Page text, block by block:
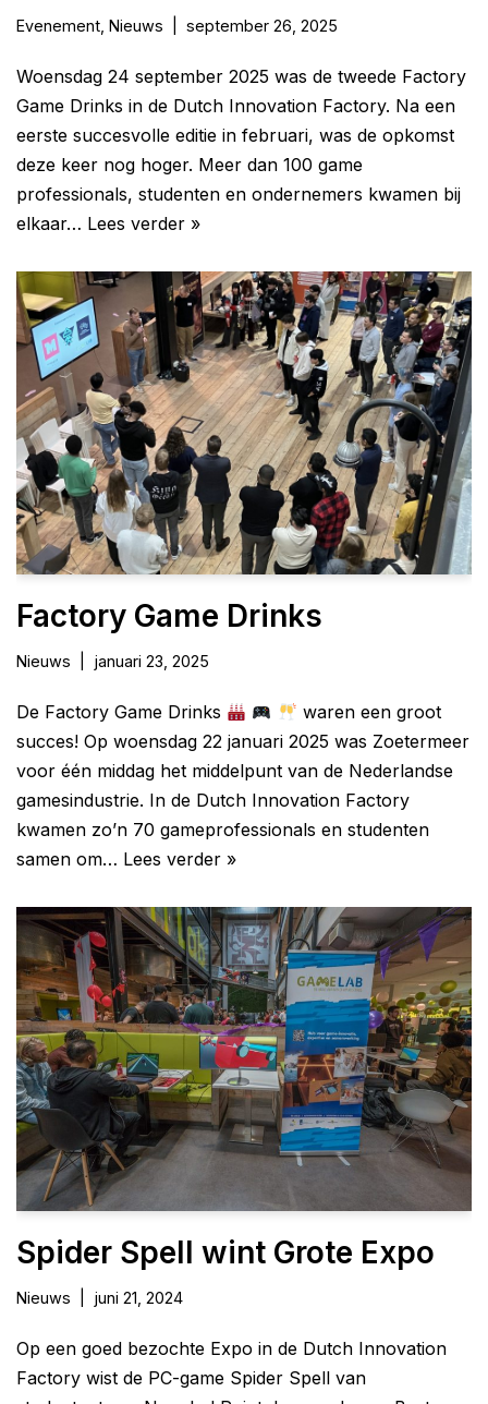
Evenement Nieuws september 26, 2025
Woensdag 24 september 2025 was de tweede Factory
Game Drinks in de Dutch Innovation Factory. Na een
eerste succesvolle editie in februari, was de opkomst
deze keer nog hoger. Meer dan 100 game
professionals, studenten en ondernemers kwamen bij
elkaar… Lees verder »
Factory Game Drinks
Nieuws januari 23, 2025
De Factory Game Drinks
waren een groot
succes! Op woensdag 22 januari 2025 was Zoetermeer
voor één middag het middelpunt van de Nederlandse
gamesindustrie. In de Dutch Innovation Factory
kwamen zo’n 70 gameprofessionals en studenten
samen om… Lees verder »
Spider Spell wint Grote Expo
Nieuws juni 21, 2024
Op een goed bezochte Expo in de Dutch Innovation
Factory wist de PC-game Spider Spell van